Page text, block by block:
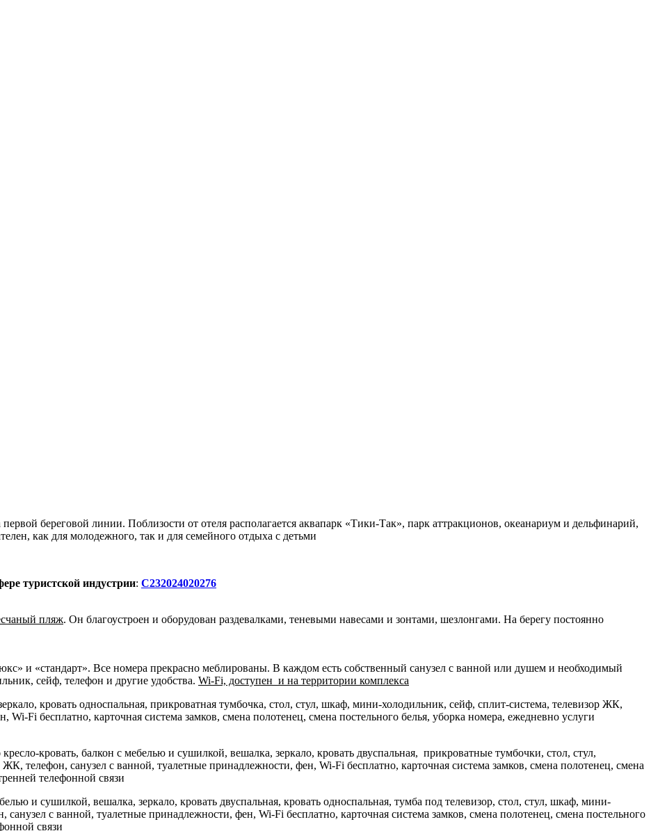
береговой линии. Поблизости от отеля располагается аквапарк «Тики-Так», парк аттракционов, океанариум и дельфинарий,
как для молодежного, так и для семейного отдыха с детьми
туристской индустрии: С232024020276
пляж. Он благоустроен и оборудован раздевалками, теневыми навесами и зонтами, шезлонгами. На берегу постоянно
и «стандарт». Все номера прекрасно меблированы. В каждом есть собственный санузел с ванной или душем и необходимый
сейф, телефон и другие удобства. Wi-Fi, доступен и на территории комплекса
кровать односпальная, прикроватная тумбочка, стол, стул, шкаф, мини-холодильник, сейф, сплит-система, телевизор ЖК,
Fi бесплатно, карточная система замков, смена полотенец, смена постельного белья, уборка номера, ежедневно услуги
кровать, балкон с мебелью и сушилкой, вешалка, зеркало, кровать двуспальная, прикроватные тумбочки, стол, стул,
телефон, санузел с ванной, туалетные принадлежности, фен, Wi-Fi бесплатно, карточная система замков, смена полотенец, смена
телефонной связи
и сушилкой, вешалка, зеркало, кровать двуспальная, кровать односпальная, тумба под телевизор, стол, стул, шкаф, мини-
с ванной, туалетные принадлежности, фен, Wi-Fi бесплатно, карточная система замков, смена полотенец, смена постельного
связи